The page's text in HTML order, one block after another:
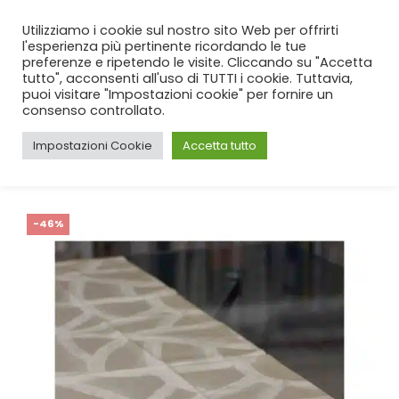
SPEDIZIONE GRATUITA per ordini da 99€!
CASA SHOP CUCINA RUNNER RUNNER BATTAGLIA STREET SETA
-46%
Utilizziamo i cookie sul nostro sito Web per offrirti
l'esperienza più pertinente ricordando le tue
preferenze e ripetendo le visite. Cliccando su "Accetta
tutto", acconsenti all'uso di TUTTI i cookie. Tuttavia,
puoi visitare "Impostazioni cookie" per fornire un
consenso controllato.
Impostazioni Cookie Accetta tutto